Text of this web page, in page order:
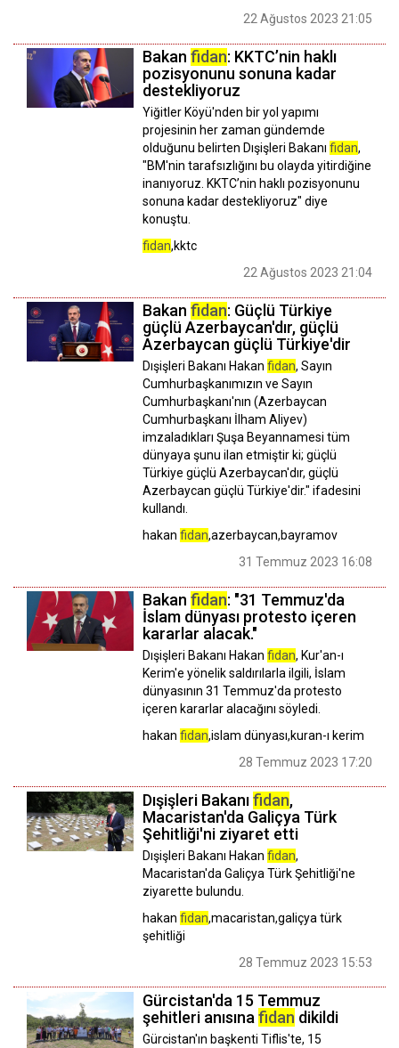
22 Ağustos 2023 21:05
Bakan fidan: KKTC’nin haklı
pozisyonunu sonuna kadar
destekliyoruz
Yiğitler Köyü'nden bir yol yapımı
projesinin her zaman gündemde
olduğunu belirten Dışişleri Bakanı fidan,
"BM'nin tarafsızlığını bu olayda yitirdiğine
inanıyoruz. KKTC’nin haklı pozisyonunu
sonuna kadar destekliyoruz" diye
konuştu.
fidan,kktc
22 Ağustos 2023 21:04
Bakan fidan: Güçlü Türkiye
güçlü Azerbaycan'dır, güçlü
Azerbaycan güçlü Türkiye'dir
Dışişleri Bakanı Hakan fidan, Sayın
Cumhurbaşkanımızın ve Sayın
Cumhurbaşkanı'nın (Azerbaycan
Cumhurbaşkanı İlham Aliyev)
imzaladıkları Şuşa Beyannamesi tüm
dünyaya şunu ilan etmiştir ki; güçlü
Türkiye güçlü Azerbaycan'dır, güçlü
Azerbaycan güçlü Türkiye'dir." ifadesini
kullandı.
hakan fidan,azerbaycan,bayramov
31 Temmuz 2023 16:08
Bakan fidan: "31 Temmuz'da
İslam dünyası protesto içeren
kararlar alacak."
Dışişleri Bakanı Hakan fidan, Kur'an-ı
Kerim'e yönelik saldırılarla ilgili, İslam
dünyasının 31 Temmuz'da protesto
içeren kararlar alacağını söyledi.
hakan fidan,islam dünyası,kuran-ı kerim
28 Temmuz 2023 17:20
Dışişleri Bakanıfidan,
Macaristan'da Galiçya Türk
Şehitliği'ni ziyaret etti
Dışişleri Bakanı Hakan fidan,
Macaristan'da Galiçya Türk Şehitliği'ne
ziyarette bulundu.
hakan fidan,macaristan,galiçya türk
şehitliği
28 Temmuz 2023 15:53
Gürcistan'da 15 Temmuz
şehitleri anısına fidan dikildi
Gürcistan'ın başkenti Tiflis'te, 15